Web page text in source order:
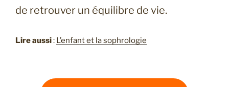
de retrouver un équilibre de vie.
Lire aussi: L’enfant et la sophrologie